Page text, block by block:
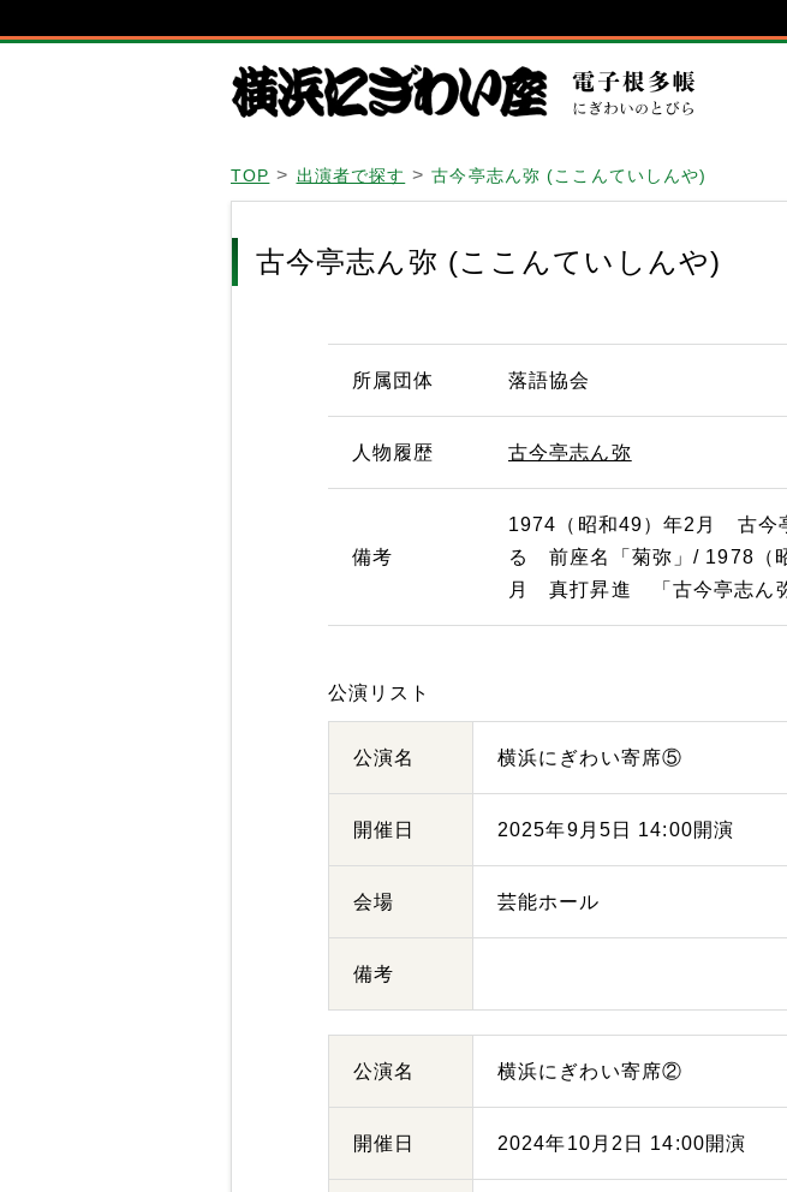
TOP 出演者で探す 古今亭志ん弥 (ここんていしんや)
古今亭志ん弥 (ここんていしんや)
所属団体 落語協会
人物履歴 古今亭志ん弥
備考
1974（昭和49）年2月 古今
る 前座名「菊弥」/ 1978（
月 真打昇進 「古今亭志ん
公演リスト
公演名 横浜にぎわい寄席⑤
開催日 2025年9月5日 14:00開演
会場 芸能ホール
備考
公演名 横浜にぎわい寄席②
開催日 2024年10月2日 14:00開演